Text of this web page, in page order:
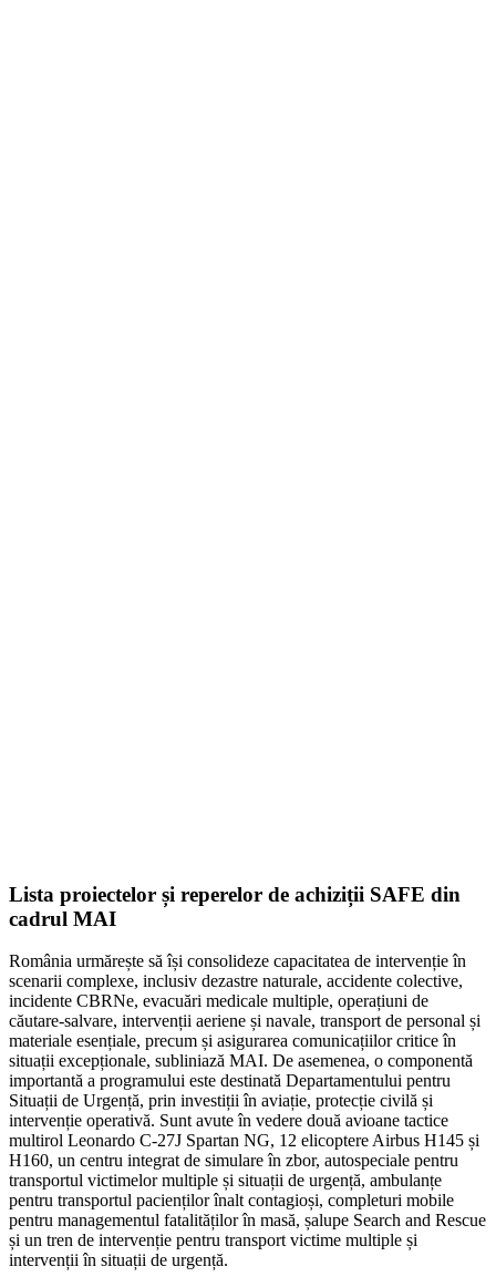
Lista proiectelor și reperelor de achiziții SAFE din
cadrul MAI
România urmărește să își consolideze capacitatea de intervenție în
scenarii complexe, inclusiv dezastre naturale, accidente colective,
incidente CBRNe, evacuări medicale multiple, operațiuni de
căutare-salvare, intervenții aeriene și navale, transport de personal și
materiale esențiale, precum și asigurarea comunicațiilor critice în
situații excepționale, subliniază MAI. De asemenea, o componentă
importantă a programului este destinată Departamentului pentru
Situații de Urgență, prin investiții în aviație, protecție civilă și
intervenție operativă. Sunt avute în vedere două avioane tactice
multirol Leonardo C-27J Spartan NG, 12 elicoptere Airbus H145 și
H160, un centru integrat de simulare în zbor, autospeciale pentru
transportul victimelor multiple și situații de urgență, ambulanțe
pentru transportul pacienților înalt contagioși, completuri mobile
pentru managementul fatalităților în masă, șalupe Search and Rescue
și un tren de intervenție pentru transport victime multiple și
intervenții în situații de urgență.